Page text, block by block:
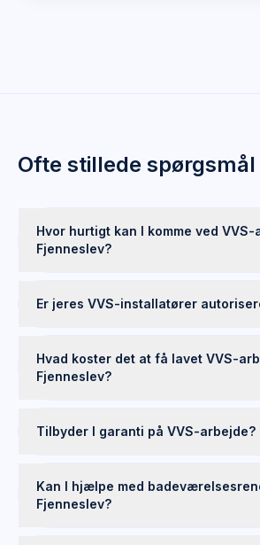
Ofte stillede spørgsmål
Hvor hurtigt kan I komme ved VVS-
Fjenneslev?
Er jeres VVS-installatører
Hvad koster det at få lavet VVS-
Fjenneslev?
Tilbyder I garanti på VVS-arbejde?
Kan I hjælpe med
Fjenneslev?